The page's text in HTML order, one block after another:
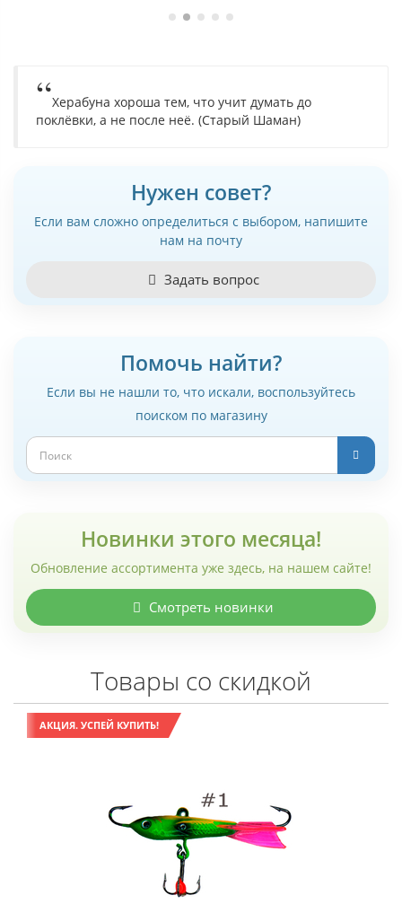
Херабуна хороша тем, что учит думать до
поклёвки, а не после неё. (Старый Шаман)
Нужен совет?
Если вам сложно определиться с выбором, напишите
нам на почту
Задать вопрос
Помочь найти?
Если вы не нашли то, что искали, воспользуйтесь
поиском по магазину
Новинки этого месяца!
Обновление ассортимента уже здесь, на нашем сайте!
Смотреть новинки
Товары со скидкой
АКЦИЯ. УСПЕЙ КУПИТЬ!